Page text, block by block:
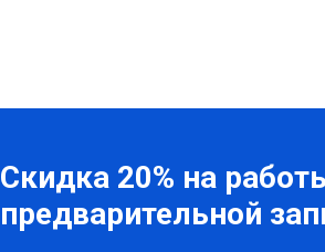
Скидка 20% на
предварительной